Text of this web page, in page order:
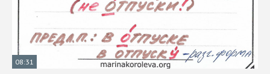
08:31